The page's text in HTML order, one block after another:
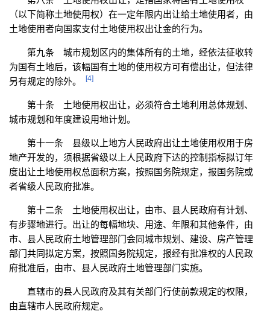
（以下简称土地使用权）在一定年限内出让给土地使用者，由
土地使用者向国家支付土地使用权出让金的行为。
第九条 城市规划区内的集体所有的土地，经依法征收转
为国有土地后，该幅国有土地的使用权方可有偿出让，但法律
另有规定的除外。
[4]
第十条 土地使用权出让，必须符合土地利用总体规划、
城市规划和年度建设用地计划。
第十一条 县级以上地方人民政府出让土地使用权用于房
地产开发的，须根据省级以上人民政府下达的控制指标拟订年
度出让土地使用权总面积方案，按照国务院规定，报国务院或
者省级人民政府批准。
第十二条 土地使用权出让，由市、县人民政府有计划、
有步骤地进行。出让的每幅地块、用途、年限和其他条件，由
市、县人民政府土地管理部门会同城市规划、建设、房产管理
部门共同拟定方案，按照国务院规定，报经有批准权的人民政
府批准后，由市、县人民政府土地管理部门实施。
直辖市的县人民政府及其有关部门行使前款规定的权限，
由直辖市人民政府规定。